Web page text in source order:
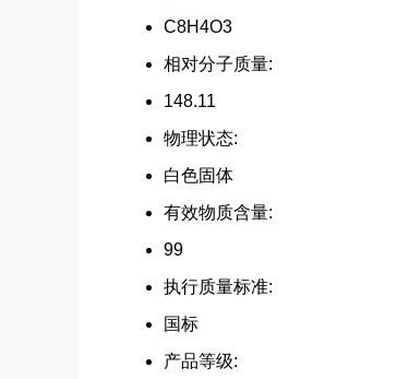
C8H4O3
相对分子质量:
148.11
物理状态:
白色固体
有效物质含量:
99
执行质量标准:
国标
产品等级: